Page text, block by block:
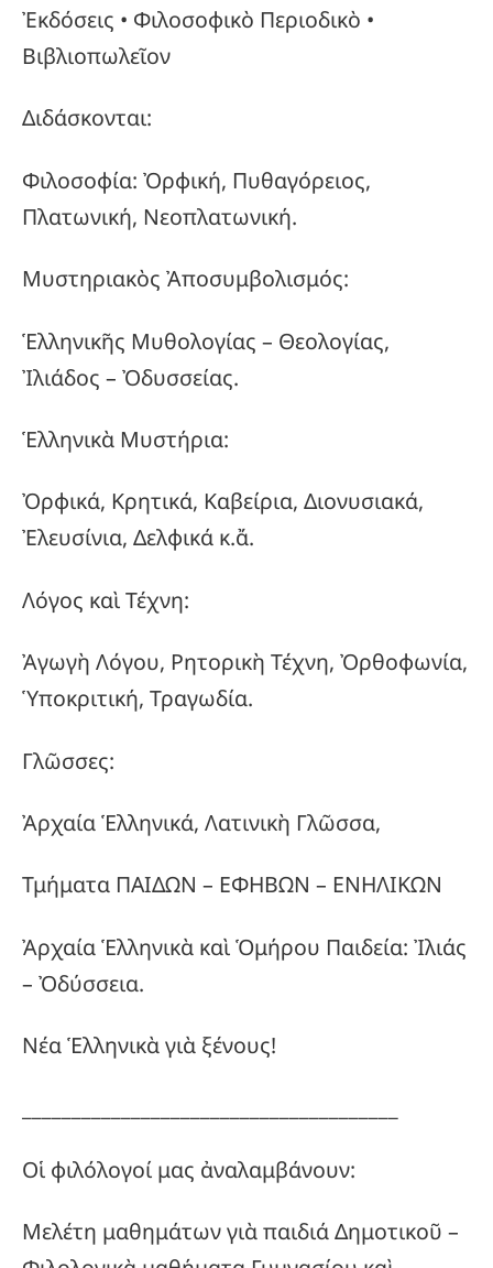
Ἐκδόσεις • Φιλοσοφικὸ Περιοδικὸ •
Βιβλιοπωλεῖον
Διδάσκονται:
Φιλοσοφία: Ὀρφική, Πυθαγόρειος,
Πλατωνική, Νεοπλατωνική.
Μυστηριακὸς Ἀποσυμβολισμός:
Ἑλληνικῆς Μυθολογίας – Θεολογίας,
Ἰλιάδος – Ὀδυσσείας.
Ἑλληνικὰ Μυστήρια:
Ὀρφικά, Κρητικά, Καβείρια, Διονυσιακά,
Ἐλευσίνια, Δελφικά κ.ἄ.
Λόγος καὶ Τέχνη:
Ἀγωγὴ Λόγου, Ρητορικὴ Τέχνη, Ὀρθοφωνία,
Ὑποκριτική, Τραγωδία.
Γλῶσσες:
Ἀρχαία Ἑλληνικά, Λατινικὴ Γλῶσσα,
Τμήματα ΠΑΙΔΩΝ – ΕΦΗΒΩΝ – ΕΝΗΛΙΚΩΝ
Ἀρχαία Ἑλληνικὰ καὶ Ὁμήρου Παιδεία: Ἰλιάς
– Ὀδύσσεια.
Νέα Ἑλληνικὰ γιὰ ξένους!
Οἱ φιλόλογοί μας ἀναλαμβάνουν:
Μελέτη μαθημάτων γιὰ παιδιά Δημοτικοῦ –